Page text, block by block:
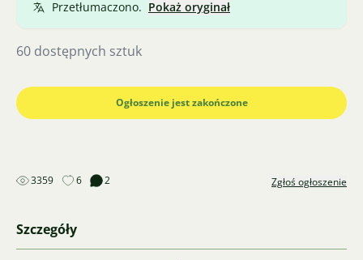
Przetłumaczono. Pokaż oryginał
60 dostępnych sztuk
Ogłoszenie jest zakończone
3359 6 2 Zgłoś ogłoszenie
Szczegóły